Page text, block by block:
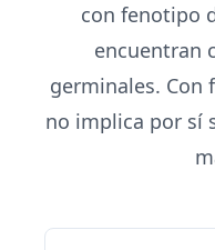
con fenotipo
encuentran
germinales. Con
no implica por sí